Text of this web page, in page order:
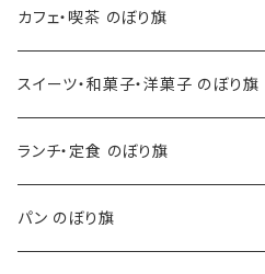
カフェ・喫茶 のぼり旗
スイーツ・和菓子・洋菓子 のぼり旗
ランチ・定食 のぼり旗
パン のぼり旗